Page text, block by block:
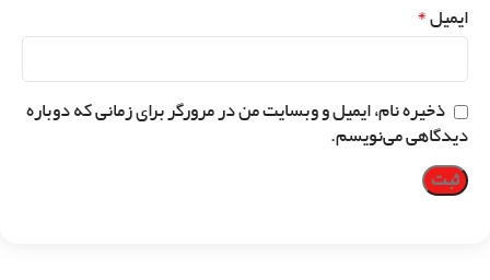
ایمیل*
ذخیره نام، ایمیل و وبسایت من در مرورگر برای زمانی که دوباره
دیدگاهی می‌نویسم.